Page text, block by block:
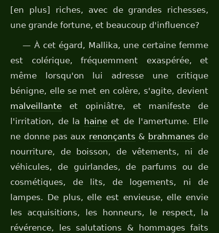
[en plus] riches, avec de grandes richesses,
une grande fortune, et beaucoup d'influence?
— À cet égard, Mallika, une certaine femme
est colérique, fréquemment exaspérée, et
même lorsqu'on lui adresse une critique
bénigne, elle se met en colère, s'agite, devient
malveillante et opiniâtre, et manifeste de
l'irritation, de la
haineet de l'amertume. Elle
ne donne pas aux renonçants & brahmanes de
nourriture, de boisson, de vêtements, ni de
véhicules, de guirlandes, de parfums ou de
cosmétiques, de lits, de logements, ni de
lampes. De plus, elle est envieuse, elle envie
les acquisitions, les honneurs, le respect, la
révérence, les salutations & hommages faits